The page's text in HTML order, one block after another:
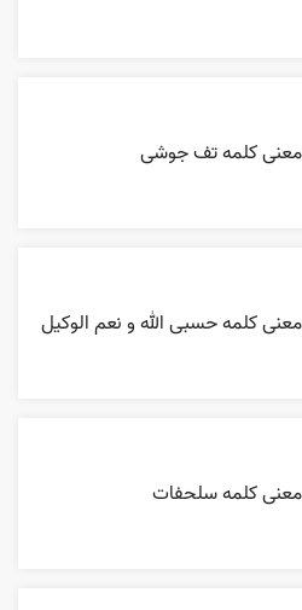
معنی کلمه تف جوشی
معنی کلمه حسبی الله و نعم الوکیل
معنی کلمه سلحفات